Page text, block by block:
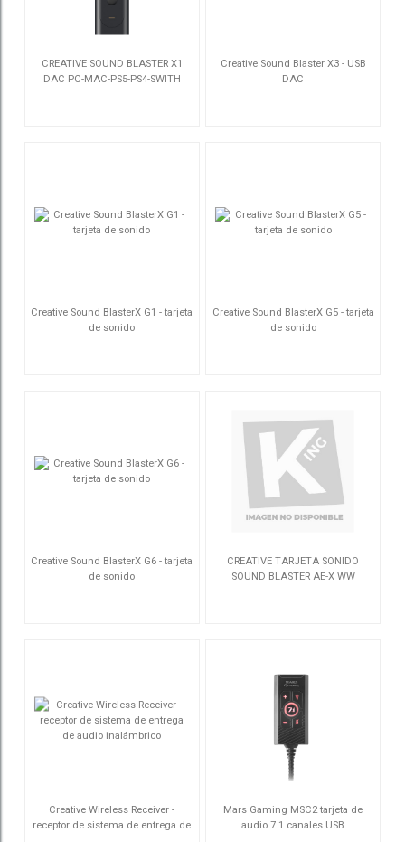
CREATIVE SOUND BLASTER X1
DAC PC-MAC-PS5-PS4-SWITH
Creative Sound Blaster X3 - USB
DAC
Creative Sound BlasterX G1 - tarjeta
de sonido
Creative Sound BlasterX G5 - tarjeta
de sonido
Creative Sound BlasterX G6 - tarjeta
de sonido
CREATIVE TARJETA SONIDO
SOUND BLASTER AE-X WW
Creative Wireless Receiver -
receptor de sistema de entrega de
Mars Gaming MSC2 tarjeta de
audio 7.1 canales USB